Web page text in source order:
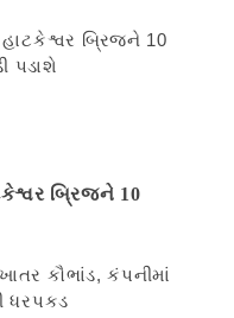
બ્રિજને 10